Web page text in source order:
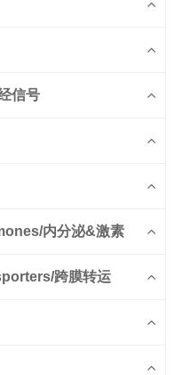
信号
内分泌&激素
跨膜转运